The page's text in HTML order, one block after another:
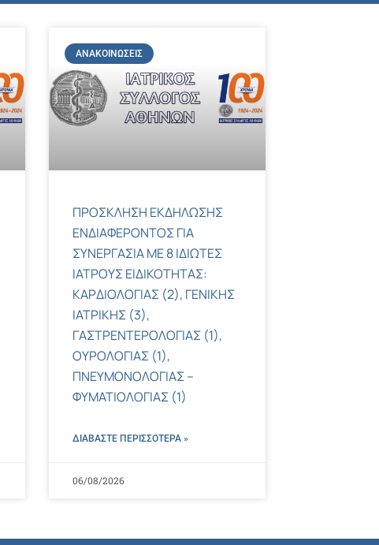
ΑΝΑΚΟΙΝΏΣΕΙΣ
ΠΡΟΣΚΛΗΣΗ ΕΚΔΗΛΩΣΗΣ
ΕΝΔΙΑΦΕΡΟΝΤΟΣ ΓΙΑ
ΣΥΝΕΡΓΑΣΙΑ ΜΕ 8 ΙΔΙΩΤΕΣ
ΙΑΤΡΟΥΣ ΕΙΔΙΚΟΤΗΤΑΣ:
ΚΑΡΔΙΟΛΟΓΙΑΣ (2), ΓΕΝΙΚΗΣ
ΙΑΤΡΙΚΗΣ (3),
ΓΑΣΤΡΕΝΤΕΡΟΛΟΓΙΑΣ (1),
ΟΥΡΟΛΟΓΙΑΣ (1),
ΠΝΕΥΜΟΝΟΛΟΓΙΑΣ –
ΦΥΜΑΤΙΟΛΟΓΙΑΣ (1)
ΔΙΑΒΑΣΤΕ ΠΕΡΙΣΣΌΤΕΡΑ »
06/08/2026